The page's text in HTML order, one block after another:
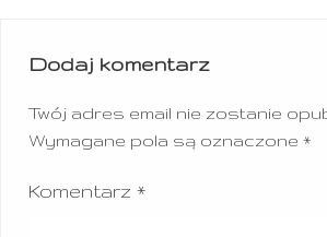
Dodaj komentarz
Twój adres email nie zostanie
Wymagane pola są oznaczone *
Komentarz *